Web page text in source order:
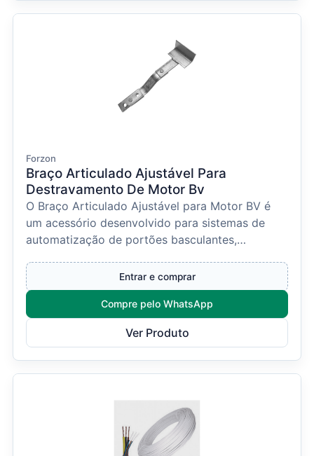
Forzon
Braço Articulado Ajustável Para
Destravamento De Motor Bv
O Braço Articulado Ajustável para Motor BV é
um acessório desenvolvido para sistemas de
automatização de portões basculantes,
Entrar e comprar
Compre pelo WhatsApp
Ver Produto